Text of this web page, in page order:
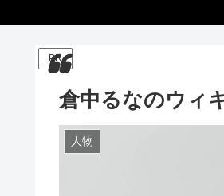
PR
倉中るなのウィ
人物